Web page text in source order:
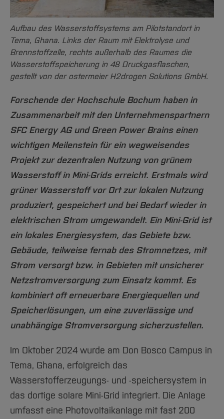
Arbeiten im FB G
Forschung und Projekte
International
Team
Service
Studiengänge
Aktuelles
Studium
Fachgruppen
Forschung und Entwicklung
International
Amtliche Bekanntmachungen
Notfall-Infos
BO Shop
Familiengerechte Hochschule
Gleichstellung
Diskriminierungsfreie Hochschule
Vertretungen
Wahlen
Hochschulbibliothek
Hochschulkommunikation
International Office
Medienzentrum
qed-Stiftung
Zentrale Studienberatung
Aufbau des Wasserstoffsystems am Pilotstandort in
Tema, Ghana. Links der Raum mit Elektrolyse und
Brennstoffzelle, rechts außerhalb des Raumes die
Wasserstoffspeicherung in 48 Druckgasflaschen,
gestellt von der ostermeier H2drogen Solutions GmbH.
Forschende der Hochschule Bochum haben in
Zusammenarbeit mit den Unternehmenspartnern
SFC Energy AG und Green Power Brains einen
wichtigen Meilenstein für ein wegweisendes
Projekt zur dezentralen Nutzung von grünem
Wasserstoff in Mini-Grids erreicht. Erstmals wird
grüner Wasserstoff vor Ort zur lokalen Nutzung
produziert, gespeichert und bei Bedarf wieder in
elektrischen Strom umgewandelt. Ein Mini-Grid ist
ein lokales Energiesystem, das Gebiete bzw.
Gebäude, teilweise fernab des Stromnetzes, mit
Strom versorgt bzw. in Gebieten mit unsicherer
Netzstromversorgung zum Einsatz kommt. Es
kombiniert oft erneuerbare Energiequellen und
Speicherlösungen, um eine zuverlässige und
unabhängige Stromversorgung sicherzustellen.
Im Oktober 2024 wurde am Don Bosco Campus in
Tema, Ghana, erfolgreich das
Wasserstofferzeugungs- und -speichersystem in
das dortige solare Mini-Grid integriert. Die Anlage
umfasst eine Photovoltaikanlage mit fast 200